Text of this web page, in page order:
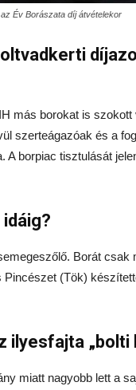
Év Borászata díj átvételekor
más borokat is
szerteágazóak és a
A borpiac tisztulását
Borát
(Tök)
ilyesfajta „bolti
miatt nagyobb lett a